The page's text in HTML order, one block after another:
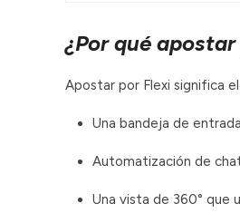
¿Por qué
Apostar por Flexi significa
Una bandeja de
Automatización de
Una vista de 360° que